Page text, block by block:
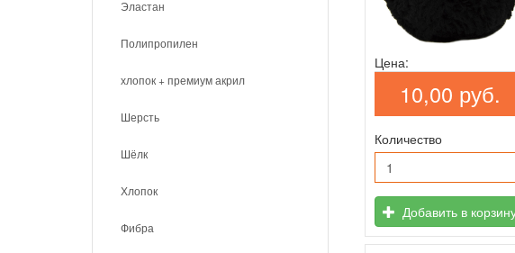
Эластан
Полипропилен
хлопок + премиум акрил
Шерсть
Шёлк
Хлопок
Фибра
Цена:
10,00 руб.
Количество
Добавить в